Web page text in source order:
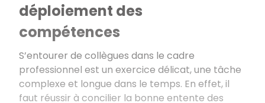
déploiement des
compétences
S’entourer de collègues dans le cadre
professionnel est un exercice délicat, une tâche
complexe et longue dans le temps. En effet, il
faut réussir à concilier la bonne entente des